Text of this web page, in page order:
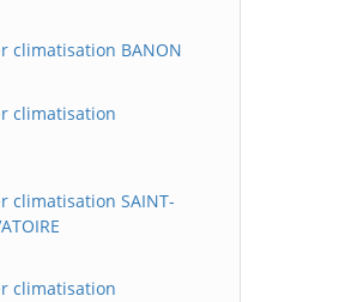
climatisation BANON
climatisation
climatisation SAINT-
climatisation